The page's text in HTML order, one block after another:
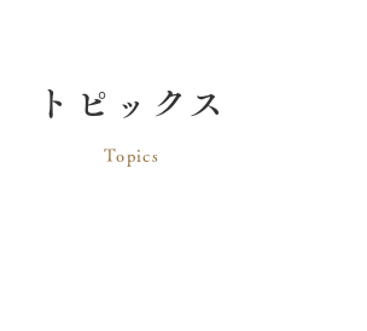
トピックス
Topics